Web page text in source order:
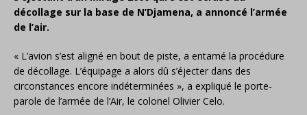
décollage sur la base de N’Djamena, a annoncé l’armée
de l’air.
« L’avion s’est aligné en bout de piste, a entamé la procédure
de décollage. L’équipage a alors dû s’éjecter dans des
circonstances encore indéterminées », a expliqué le porte-
parole de l’armée de l’Air, le colonel Olivier Celo.